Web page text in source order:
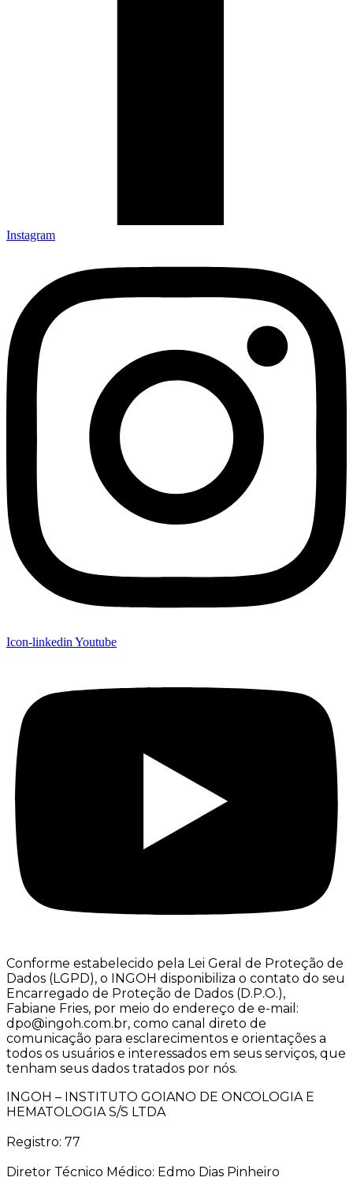
Instagram
Icon-linkedin Youtube
Conforme estabelecido pela Lei Geral de Proteção de
Dados (LGPD), o INGOH disponibiliza o contato do seu
Encarregado de Proteção de Dados (D.P.O.),
Fabiane Fries, por meio do endereço de e-mail:
dpo@ingoh.com.br, como canal direto de
comunicação para esclarecimentos e orientações a
todos os usuários e interessados em seus serviços, que
tenham seus dados tratados por nós.
INGOH – INSTITUTO GOIANO DE ONCOLOGIA E
HEMATOLOGIA S/S LTDA
Registro: 77
Diretor Técnico Médico: Edmo Dias Pinheiro